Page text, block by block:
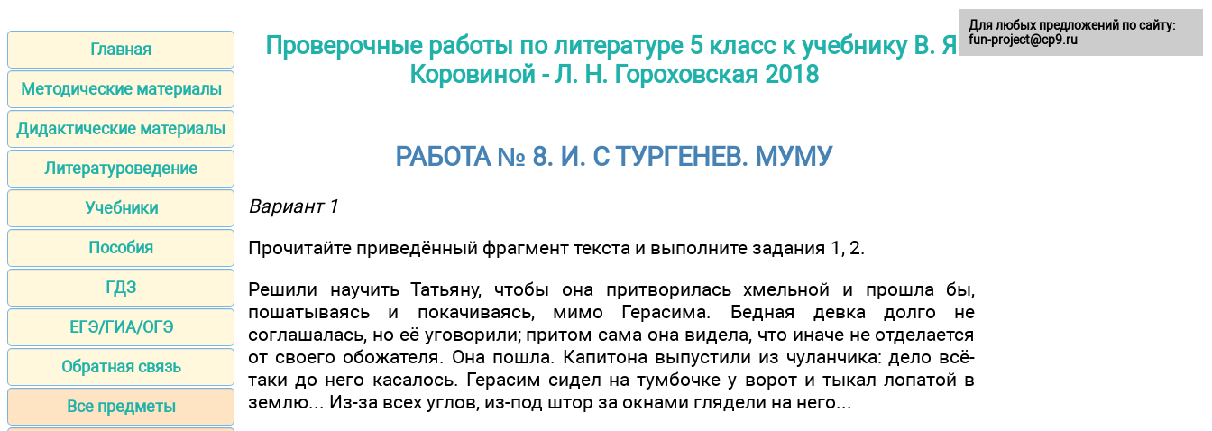
Главная
Методические материалы
Дидактические материалы
Литературоведение
Учебники
Пособия
ГДЗ
ЕГЭ/ГИА/ОГЭ
Обратная связь
Все предметы
Проверочные работы по литературе 5 класс к учебнику В. Я.
Коровиной - Л. Н. Гороховская 2018
РАБОТА № 8. И. С ТУРГЕНЕВ. МУМУ
Вариант 1
Прочитайте приведённый фрагмент текста и выполните задания 1, 2.
Решили научить Татьяну, чтобы она притворилась хмельной и прошла бы,
пошатываясь и покачиваясь, мимо Герасима. Бедная девка долго не
соглашалась, но её уговорили; притом сама она видела, что иначе не отделается
от своего обожателя. Она пошла. Капитона выпустили из чуланчика: дело всё-
таки до него касалось. Герасим сидел на тумбочке у ворот и тыкал лопатой в
землю... Из-за всех углов, из-под штор за окнами глядели на него...
Для любых предложений по сайту:
fun-project@cp9.ru